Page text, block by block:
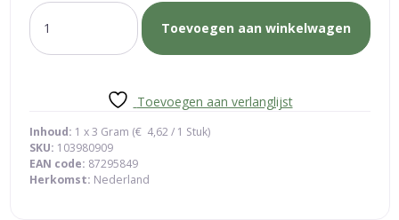
tea
tree
eerste
Toevoegen aan winkelwagen
Toevoegen aan verlanglijst
Inhoud: 1 x 3 Gram (€ 4,62/ 1 Stuk)
SKU: 103980909
EAN code: 87295849
Herkomst: Nederland